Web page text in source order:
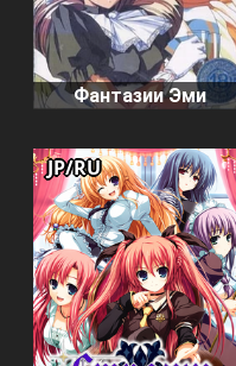
Фантазии Эми
JP/RU